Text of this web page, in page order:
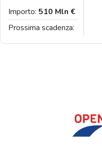
Importo: 510 Mln €
Prossima scadenza: